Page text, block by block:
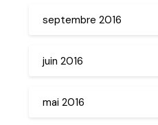
septembre 2016
juin 2016
mai 2016